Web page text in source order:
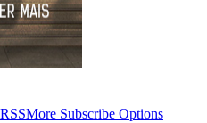
RSSMore Subscribe Options